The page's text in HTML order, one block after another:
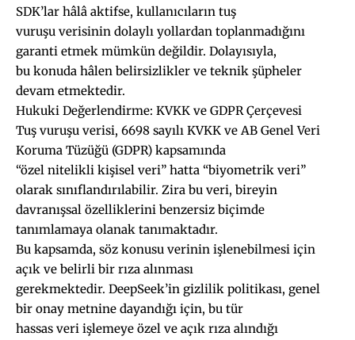
SDK’lar hâlâ aktifse, kullanıcıların tuş
vuruşu verisinin dolaylı yollardan toplanmadığını
garanti etmek mümkün değildir. Dolayısıyla,
bu konuda hâlen belirsizlikler ve teknik şüpheler
devam etmektedir.
Hukuki Değerlendirme: KVKK ve GDPR Çerçevesi
Tuş vuruşu verisi, 6698 sayılı KVKK ve AB Genel Veri
Koruma Tüzüğü (GDPR) kapsamında
“özel nitelikli kişisel veri” hatta “biyometrik veri”
olarak sınıflandırılabilir. Zira bu veri, bireyin
davranışsal özelliklerini benzersiz biçimde
tanımlamaya olanak tanımaktadır.
Bu kapsamda, söz konusu verinin işlenebilmesi için
açık ve belirli bir rıza alınması
gerekmektedir. DeepSeek’in gizlilik politikası, genel
bir onay metnine dayandığı için, bu tür
hassas veri işlemeye özel ve açık rıza alındığı